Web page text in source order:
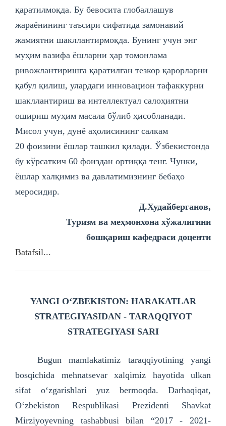
қаратилмоқда. Бу бевосита глобаллашув
жараёнининг таъсири сифатида замонавий
жамиятни шакллантирмоқда. Бунинг учун энг
муҳим вазифа ёшларни ҳар томонлама
ривожлантиришга қаратилган тезкор қарорларни
қабул қилиш, улардаги инновацион тафаккурни
шакллантириш ва интеллектуал салоҳиятни
ошириш муҳим масала бўлиб ҳисобланади.
Мисол учун, дунё аҳолисининг салкам
20 фоизини ёшлар ташкил қилади. Ўзбекистонда
бу кўрсаткич 60 фоиздан ортиққа тенг. Чунки,
ёшлар халқимиз ва давлатимизнинг бебаҳо
меросидир.
Д.Худайберганов,
Туризм ва меҳмонхона хўжалигини
бошқариш кафедраси доценти
Batafsil...
YANGI O‘ZBEKISTON: HARAKATLAR
STRATEGIYASIDAN - TARAQQIYOT
STRATEGIYASI SARI
Bugun mamlakatimiz taraqqiyotining yangi
bosqichida mehnatsevar xalqimiz hayotida ulkan
sifat o‘zgarishlari yuz bermoqda. Darhaqiqat,
O‘zbekiston Respublikasi Prezidenti Shavkat
Mirziyoyevning tashabbusi bilan “2017 - 2021-